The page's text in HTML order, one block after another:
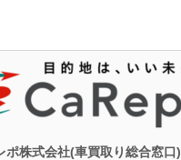
ポ株式会社(車買取り総合窓口)